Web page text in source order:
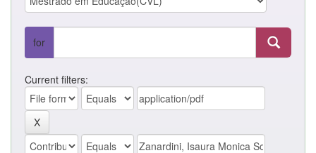
for
Current filters: